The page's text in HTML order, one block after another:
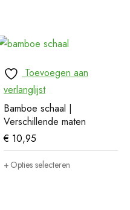
Toevoegen aan
verlanglijst
Bamboe schaal |
Verschillende maten
€ 10,95
Opties selecteren